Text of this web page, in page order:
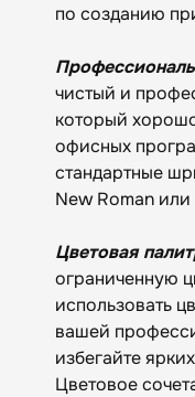
по созданию
чистый и
который
офисных
стандартные
New Roman
Цветовая
ограниченную
использовать
вашей
избегайте
Цветовое